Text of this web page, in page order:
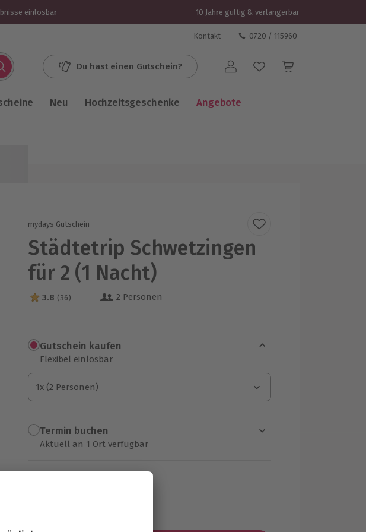
einlösbar 10 Jahre gültig & verlängerbar
Kontakt 0720 / 115960
Du hast einen Gutschein? Benutzerkonto
Neu Hochzeitsgeschenke Angebote
mydays Gutschein
Städtetrip Schwetzingen
für 2 (1 Nacht)
3.8 Sterne von 5 aus 36 Bewertungen
3.8 (36) 2 Personen
Gutschein kaufen
Flexibel einlösbar
1x (2 Personen)
1x (2 Personen)
1x (2 Personen)
Termin buchen
Aktuell an 1 Ort verfügbar